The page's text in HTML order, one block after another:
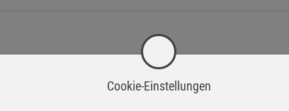
Passend dazu
Cookie-Einstellungen